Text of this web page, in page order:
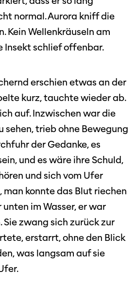
normal. Aurora kniff die
Kein Wellenkräuseln am
Insekt schlief offenbar.
erschien etwas an der
kurz, tauchte wieder ab.
auf. Inzwischen war die
sehen, trieb ohne Bewegung
der Gedanke, es
und es wäre ihre Schuld,
und sich vom Ufer
konnte das Blut riechen
im Wasser, er war
Sie zwang sich zurück zur
erstarrt, ohne den Blick
was langsam auf sie